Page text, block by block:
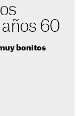
60
bonitos